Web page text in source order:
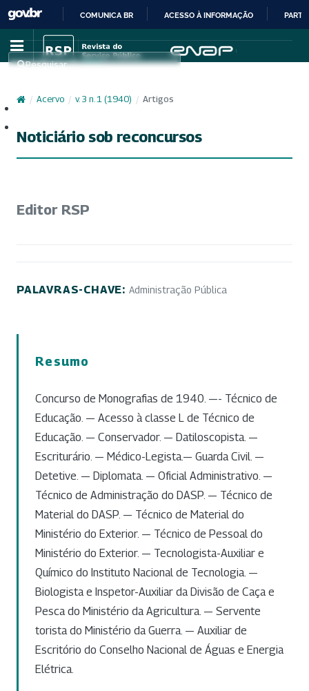
IR
PARA
CONTEÚDO
COMUNICA BR ACESSO À INFORMAÇÃO
Pesquisar
/ Acervo / v. 3 n. 1 (1940) / Artigos
Noticiário sob reconcursos
Editor RSP
PALAVRAS-CHAVE: Administração Pública
Resumo
Concurso de Monografias de 1940. —- Técnico de
Educação. — Acesso à classe L de Técnico de
Educação. — Conservador. — Datiloscopista. —
Escriturário. — Médico-Legista.— Guarda Civil. —
Detetive. — Diplomata. — Oficial Administrativo. —
Técnico de Administração do DASP. — Técnico de
Material do DASP. — Técnico de Material do
Ministério do Exterior. — Técnico de Pessoal do
Ministério do Exterior. — Tecnologista-Auxiliar e
Químico do Instituto Nacional de Tecnologia. —
Biologista e Inspetor-Auxiliar da Divisão de Caça e
Pesca do Ministério da Agricultura. — Servente
torista do Ministério da Guerra. — Auxiliar de
Escritório do Conselho Nacional de Águas e Energia
Elétrica.